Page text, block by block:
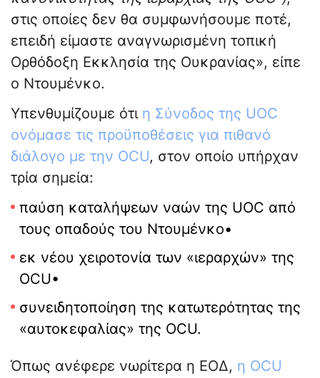
στις οποίες δεν θα συμφωνήσουμε ποτέ,
επειδή είμαστε αναγνωρισμένη τοπική
Ορθόδοξη Εκκλησία της Ουκρανίας», είπε
ο Ντουμένκο.
Υπενθυμίζουμε ότι η Σύνοδος της UOC
ονόμασε τις προϋποθέσεις για πιθανό
διάλογο με την OCU, στον οποίο υπήρχαν
τρία σημεία:
παύση καταλήψεων ναών της UOC από
τους οπαδούς του Ντουμένκο•
εκ νέου χειροτονία των «ιεραρχών» της
OCU•
συνειδητοποίηση της κατωτερότητας της
«αυτοκεφαλίας» της OCU.
Όπως ανέφερε νωρίτερα η ΕΟΔ, η OCU